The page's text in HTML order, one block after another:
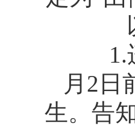
1.违
月2日
生。告